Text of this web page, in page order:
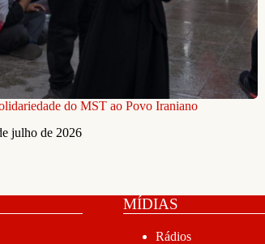
do MST ao Povo Iraniano
julho de 2026
MÍDIAS
Rádios